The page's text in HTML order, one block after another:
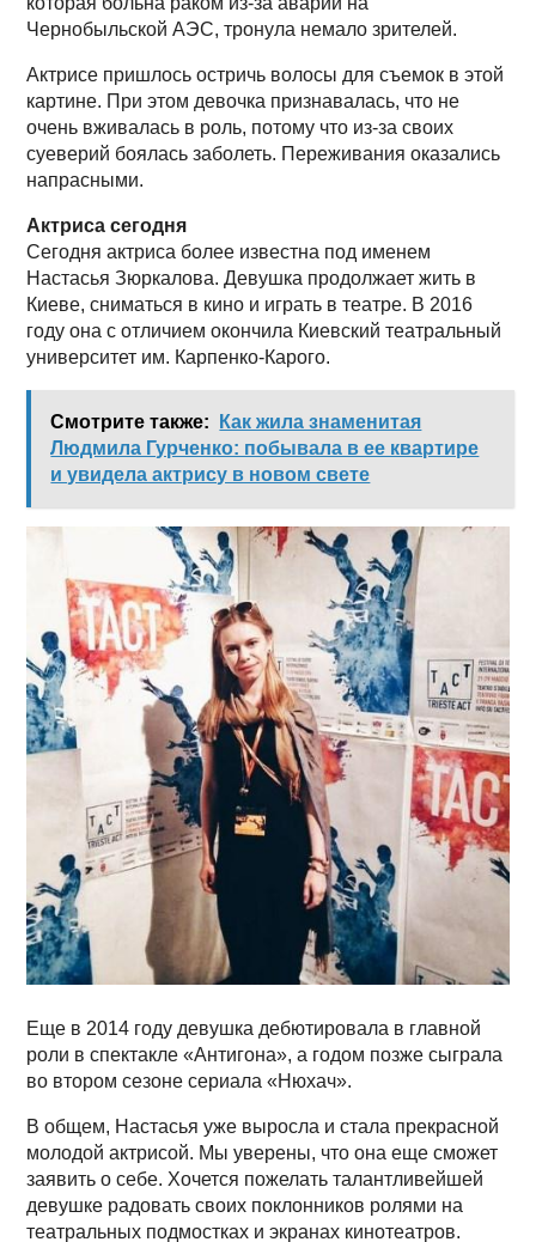
Чернобыльской АЭС, тронула немало зрителей.
Актрисе пришлось остричь волосы для съемок в этой
картине. При этом девочка признавалась, что не
очень вживалась в роль, потому что из-за своих
суеверий боялась заболеть. Переживания оказались
напрасными.
Актриса сегодня
Сегодня актриса более известна под именем
Настасья Зюркалова. Девушка продолжает жить в
Киеве, сниматься в кино и играть в театре. В 2016
году она с отличием окончила Киевский театральный
университет им. Карпенко-Карого.
Смотрите также:
Как жила знаменитая
Людмила Гурченко: побывала в ее квартире
и увидела актрису в новом свете
Еще в 2014 году девушка дебютировала в главной
роли в спектакле «Антигона», а годом позже сыграла
во втором сезоне сериала «Нюхач».
В общем, Настасья уже выросла и стала прекрасной
молодой актрисой. Мы уверены, что она еще сможет
заявить о себе. Хочется пожелать талантливейшей
девушке радовать своих поклонников ролями на
театральных подмостках и экранах кинотеатров.